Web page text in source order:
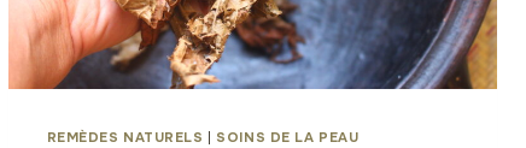
REMÈDES NATURELS SOINS DE LA PEAU